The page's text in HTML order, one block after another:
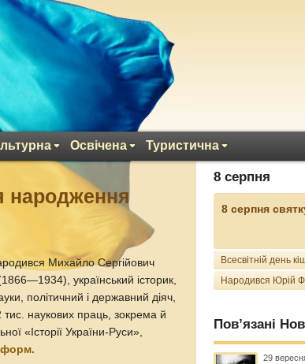
Освічена Туристична
народження
Михайло Сергійович
український історик,
політичний і державний діяч,
тис. наукових праць, зокрема й
«Історії України-Руси»,
8 серпня
8 серпня
Всесвітній день
Народився Юрій
Пов’язані
29